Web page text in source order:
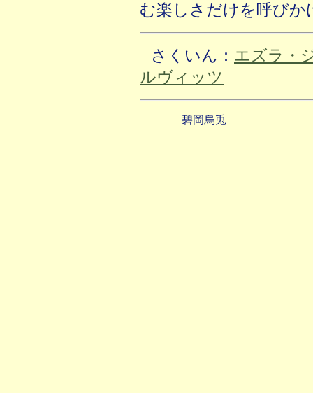
む楽しさだけを呼びか
さくいん： エズラ・
ルヴィッツ
碧岡烏兎